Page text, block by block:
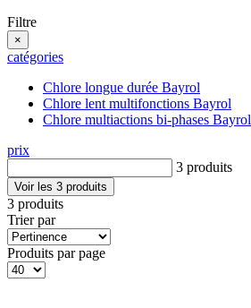
Filtre
×
catégories
Chlore longue durée Bayrol
Chlore lent multifonctions Bayrol
Chlore multiactions bi-phases Bayrol
prix
3 produits
Voir les 3 produits
3 produits
Trier par
Produits par page